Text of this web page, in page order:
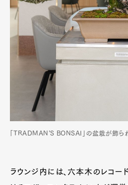
「TRADMAN’S BONSAI」の盆栽が飾ら
ラウンジ内には、六本木のレコー